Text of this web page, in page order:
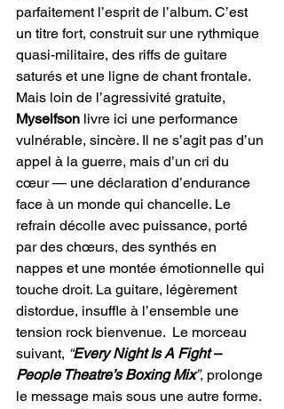
parfaitement l’esprit de l’album. C’est
un titre fort, construit sur une rythmique
quasi-militaire, des riffs de guitare
saturés et une ligne de chant frontale.
Mais loin de l’agressivité gratuite,
Myselfson livre ici une performance
vulnérable, sincère. Il ne s’agit pas d’un
appel à la guerre, mais d’un cri du
cœur — une déclaration d’endurance
face à un monde qui chancelle. Le
refrain décolle avec puissance, porté
par des chœurs, des synthés en
nappes et une montée émotionnelle qui
touche droit. La guitare, légèrement
distordue, insuffle à l’ensemble une
tension rock bienvenue.  Le morceau
suivant, “Every Night Is A Fight –
People Theatre’s Boxing Mix”, prolonge
le message mais sous une autre forme.